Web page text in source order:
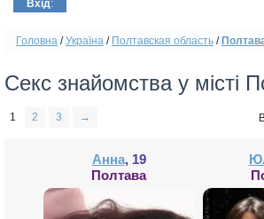
Вхід:
Головна /Україна / Полтавская область /
Секс знайомства у місті
1 2 3 →
Анна, 19
Полтава